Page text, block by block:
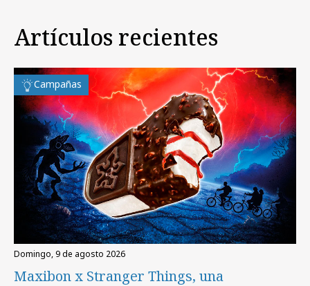
Artículos recientes
Campañas
domingo, 9 de agosto 2026
Maxibon x Stranger Things, una